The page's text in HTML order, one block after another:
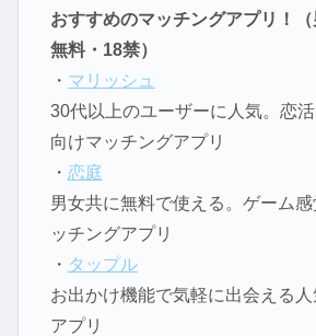
おすすめのマッチングアプリ！
無料・18禁）
・ マリッシュ
30代以上のユーザーに人気。恋
向けマッチングアプリ
・ 恋庭
男女共に無料で使える。ゲーム
ッチングアプリ
・ タップル
お出かけ機能で気軽に出会える
アプリ